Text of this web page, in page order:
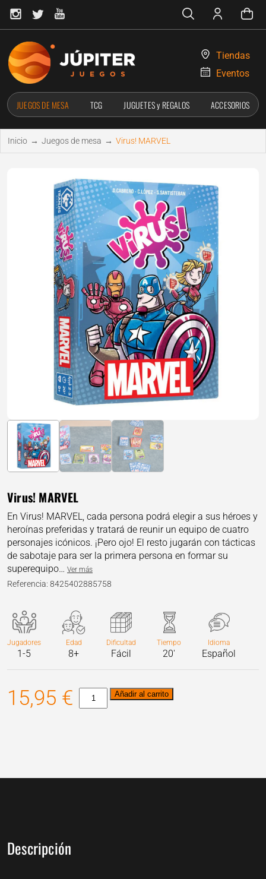
JUEGOS DE MESA TCG JUGUETES y REGALOS ACCESORIOS
Tiendas
Eventos
Inicio → Juegos de mesa → Virus! MARVEL
Virus! MARVEL
En Virus! MARVEL, cada persona podrá elegir a sus héroes y
heroínas preferidas y tratará de reunir un equipo de cuatro
personajes icónicos. ¡Pero ojo! El resto jugarán con tácticas
de sabotaje para ser la primera persona en formar su
superequipo… Ver más
Referencia: 8425402885758
Jugadores
1-5
Edad
8+
Dificultad
Fácil
Tiempo
20'
Idioma
Español
15,95 €
Virus!
MARVEL
Añadir al carrito
Descripción